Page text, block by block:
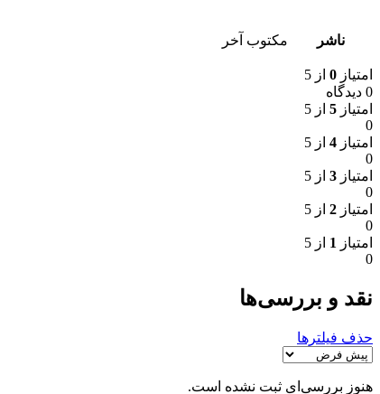
ناشر مکتوب آخر
امتیاز 0 از 5
0 دیدگاه
امتیاز 5 از 5
0
امتیاز 4 از 5
0
امتیاز 3 از 5
0
امتیاز 2 از 5
0
امتیاز 1 از 5
0
نقد و بررسی‌ها
حذف فیلترها
هنوز بررسی‌ای ثبت نشده است.